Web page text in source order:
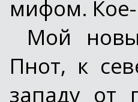
мифом. Кое-
Мой
Пнот, к
западу от